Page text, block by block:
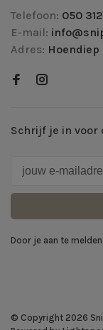
Telefoon: 050
E-mail:
Adres: Hoendiep
Schrijf je in voor
Door je aan te
© Copyright 2026